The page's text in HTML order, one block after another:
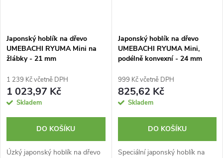
Japonský hoblík na dřevo
UMEBACHI RYUMA Mini na
žlábky - 21 mm
1 239 Kč včetně DPH
1 023,97 Kč
Skladem
DO KOŠÍKU
Úzký japonský hoblík na dřevo
Japonský hoblík na dřevo
UMEBACHI RYUMA Mini,
podélně konvexní - 24 mm
999 Kč včetně DPH
825,62 Kč
Skladem
DO KOŠÍKU
Speciální japonský hoblík na